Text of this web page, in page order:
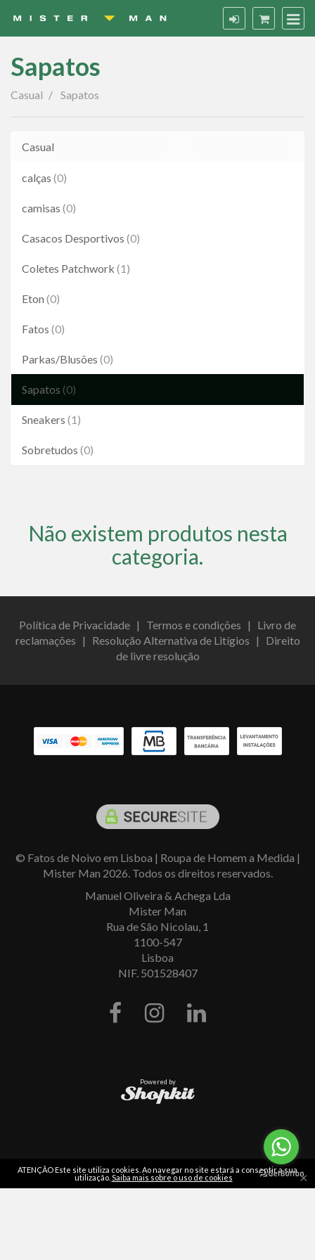
Sapatos
Sapatos
Casual Sapatos
Casual
calças (0)
camisas (0)
Casacos Desportivos (0)
Coletes Patchwork (1)
Eton (0)
Fatos (0)
Parkas/Blusões (0)
Sapatos (0)
Sneakers (1)
Sobretudos (0)
Não existem produtos nesta
categoria.
Política de Privacidade | Termos e condições | Livro de
reclamações | Resolução Alternativa de Litígios | Direito
de livre resolução
© Fatos de Noivo em Lisboa | Roupa de Homem a Medida |
Mister Man 2026. Todos os direitos reservados.
Manuel Oliveira & Achega Lda
Mister Man
Rua de São Nicolau, 1
1100-547
Lisboa
NIF. 501528407
Powered by
ATENÇÃO Este site utiliza cookies. Ao navegar no site estará a consentir a sua
utilização. Saiba mais sobre o uso de cookies ×